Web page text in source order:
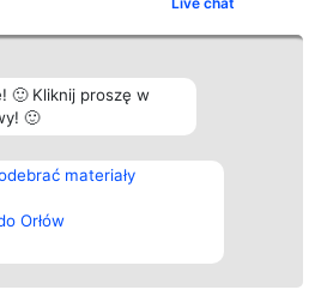
🙂 Kliknij proszę w
🙂
materiały
Orłów
Plebiscyt
Laureaci
wszystkich
Laureatów
Regulamin
Kontakt
Kontakt